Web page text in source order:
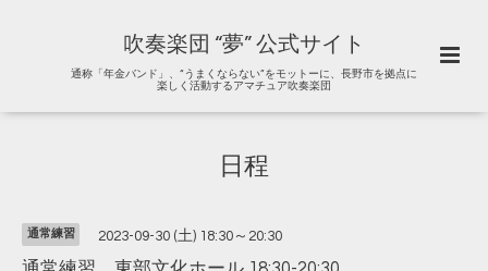
吹奏楽団 “夢” 公式サイト
通称「年金バンド」、“うまくならない”をモットーに、長野市を拠点に
楽しく活動するアマチュア吹奏楽団
日程
通常練習 2023-09-30 (土) 18:30～20:30